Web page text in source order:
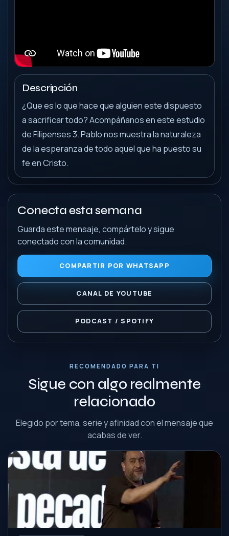
Descripción
¿Que es lo que hace que alguien este dispuesto
a sacrificar todo? Acompáñanos en este estudio
de Filipenses 3. Pablo nos muestra la naturaleza
de la esperanza de todo aquel que ha puesto su
fe en Cristo.
Conecta esta semana
Guarda este mensaje, compártelo y sigue
conectado con la comunidad.
COMPARTIR POR WHATSAPP
CANAL DE YOUTUBE
PODCAST / SPOTIFY
RECOMENDADO PARA TI
Sigue con algo realmente
relacionado
Elegido por tema, serie y afinidad con el mensaje que
acabas de ver.